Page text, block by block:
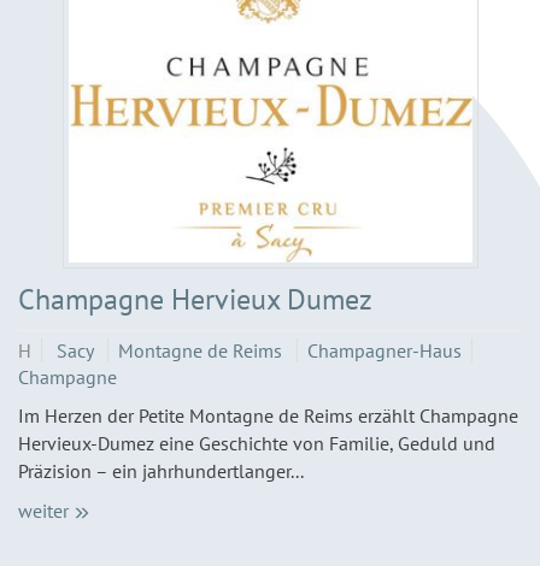
Champagne Hervieux Dumez
H Sacy Montagne de Reims
Champagner-Haus
Champagne
Im Herzen der Petite Montagne de Reims erzählt Champagne
Hervieux-Dumez eine Geschichte von Familie, Geduld und
Präzision – ein jahrhundertlanger...
weiter